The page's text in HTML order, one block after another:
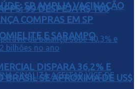
SP AMPLIA VACINAÇÃO
E SARAMPO
99 DESPEJA R$ 100
COMPRAS EM SP
DISPARA 36,2% E
BRASIL SE APROXIMA DE US$